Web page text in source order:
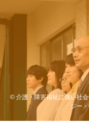
© 介護・障害福祉に強い社
ジー